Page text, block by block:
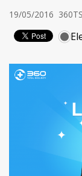
19/05/2016 360TS